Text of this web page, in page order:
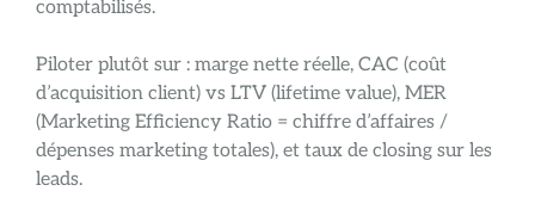
comptabilisés.
Piloter plutôt sur : marge nette réelle, CAC (coût
d’acquisition client) vs LTV (lifetime value), MER
(Marketing Efficiency Ratio = chiffre d’affaires /
dépenses marketing totales), et taux de closing sur les
leads.